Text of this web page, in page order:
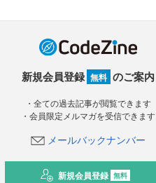
新規会員登録 無料 のご案内
・全ての過去記事が閲覧できます
・会員限定メルマガを受信できます
メールバックナンバー
新規会員登録 無料